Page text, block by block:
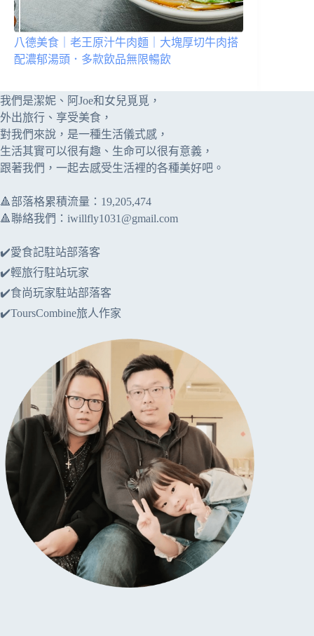
八德美食｜老王原汁牛肉麵｜大塊厚切牛肉搭
配濃郁湯頭．多款飲品無限暢飲
我們是潔妮、阿Joe和女兒覓覓，
外出旅行、享受美食，
對我們來說，是一種生活儀式感，
生活其實可以很有趣、生命可以很有意義，
跟著我們，一起去感受生活裡的各種美好吧。
🔺部落格累積流量：​​19,205,474
🔺聯絡我們： iwillfly1031@gmail.com
✔️愛食記駐站部落客
✔️輕旅行駐站玩家
✔️食尚玩家駐站部落客
✔️ToursCombine旅人作家